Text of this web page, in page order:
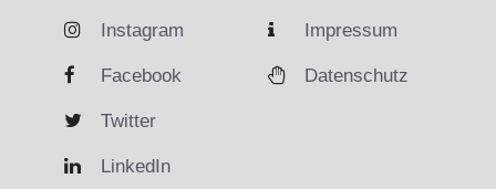
Instagram
Facebook
Twitter
LinkedIn
Impressum
Datenschutz